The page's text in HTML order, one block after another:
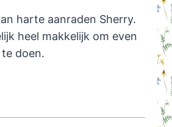
harte aanraden Sherry.
heel makkelijk om even
doen.